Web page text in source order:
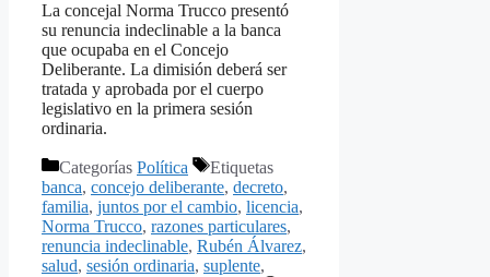
La concejal Norma Trucco presentó
su renuncia indeclinable a la banca
que ocupaba en el Concejo
Deliberante. La dimisión deberá ser
tratada y aprobada por el cuerpo
legislativo en la primera sesión
ordinaria.
Categorías Política
Etiquetas
banca, concejo deliberante, decreto,
familia, juntos por el cambio, licencia,
Norma Trucco, razones particulares,
renuncia indeclinable, Rubén Álvarez,
salud, sesión ordinaria, suplente,